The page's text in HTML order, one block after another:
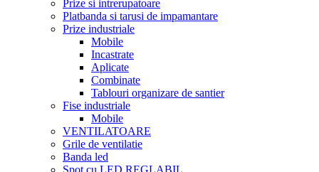
Prize si intrerupatoare
Platbanda si tarusi de impamantare
Prize industriale
Mobile
Incastrate
Aplicate
Combinate
Tablouri organizare de santier
Fise industriale
Mobile
VENTILATOARE
Grile de ventilatie
Banda led
Spot cu LED REGLABIL